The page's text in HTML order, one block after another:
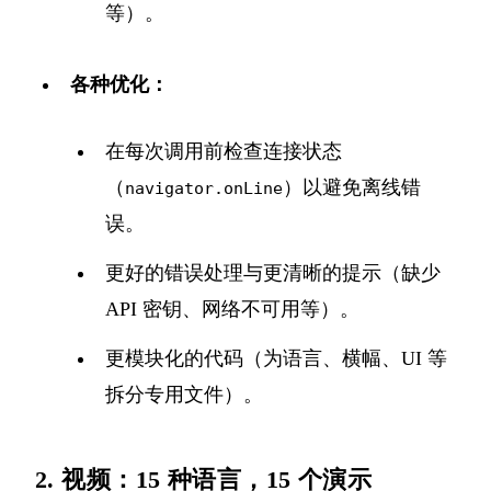
等）。
各种优化：
在每次调用前检查连接状态
（ navigator.onLine）以避免离线错
误。
更好的错误处理与更清晰的提示（缺少
API 密钥、网络不可用等）。
更模块化的代码（为语言、横幅、UI 等
拆分专用文件）。
2. 视频：15 种语言，15 个演示